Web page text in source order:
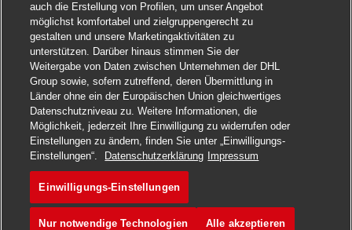
auch die Erstellung von Profilen, um unser Angebot
möglichst komfortabel und zielgruppengerecht zu
gestalten und unsere Marketingaktivitäten zu
unterstützen. Darüber hinaus stimmen Sie der
Weitergabe von Daten zwischen Unternehmen der DHL
Group sowie, sofern zutreffend, deren Übermittlung in
Länder ohne ein der Europäischen Union gleichwertiges
Datenschutzniveau zu. Weitere Informationen, die
Möglichkeit, jederzeit Ihre Einwilligung zu widerrufen oder
Einstellungen zu ändern, finden Sie unter „Einwilligungs-
Einstellungen“.
Datenschutzerklärung Impressum
Einwilligungs-Einstellungen
Nur notwendige Technologien Alle akzeptieren